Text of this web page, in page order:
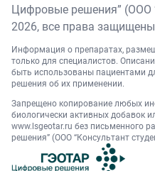
Цифровые решения” (ООО
2026, все права защищены
Информация о препаратах,
только для специалистов.
быть использованы пациентами
решения об их применении.
Запрещено копирование любых
биологически активных добавок
www.lsgeotar.ru без письменного
решения” (ООО “Консультант